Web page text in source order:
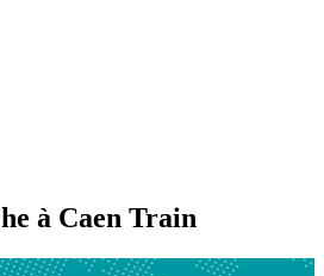
à Caen Train